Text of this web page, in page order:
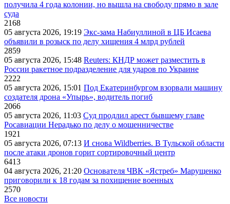
получила 4 года колонии, но вышла на свободу прямо в зале
суда
2168
05 августа 2026, 19:19 Экс-зама Набиуллиной в ЦБ Исаева
объявили в розыск по делу хищения 4 млрд рублей
2859
05 августа 2026, 15:48 Reuters: КНДР может разместить в
России ракетное подразделение для ударов по Украине
2222
05 августа 2026, 15:01 Под Екатеринбургом взорвали машину
создателя дрона «Упырь», водитель погиб
2066
05 августа 2026, 11:03 Суд продлил арест бывшему главе
Росавиации Нерадько по делу о мошенничестве
1921
05 августа 2026, 07:13 И снова Wildberries. В Тульской области
после атаки дронов горит сортировочный центр
6413
04 августа 2026, 21:20 Основателя ЧВК «Ястреб» Марущенко
приговорили к 18 годам за похищение военных
2570
Все новости